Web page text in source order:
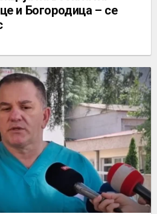
и Богородица – се